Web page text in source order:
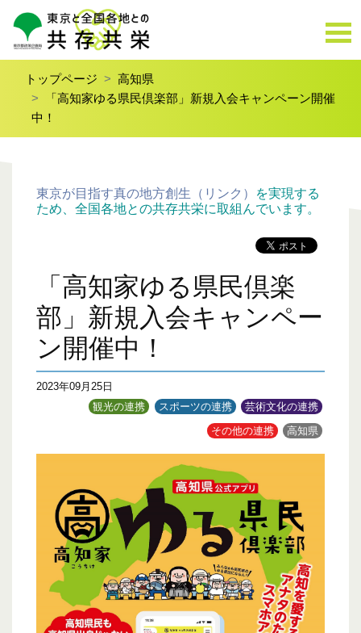
トップページ
高知県
「高知家ゆる県民倶楽部」新規入会キャンペーン開催
中！
東京が目指す真の地方創生（リンク）
を実現する
ため、全国各地との共存共栄に取組んでいます。
「高知家ゆる県民倶楽
部」新規入会キャンペー
ン開催中！
2023年09月25日
観光の連携
スポーツの連携
芸術文化の連携
その他の連携
高知県